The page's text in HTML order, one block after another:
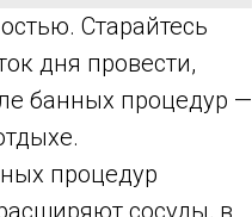
Старайтесь
дня провести,
банных процедур —
процедур
сосуды, в